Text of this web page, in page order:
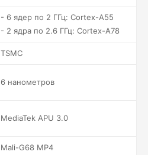
- 6 ядер по 2 ГГц: Cortex-A55
- 2 ядра по 2.6 ГГц: Cortex-A78
TSMC
6 нанометров
MediaTek APU 3.0
Mali-G68 MP4